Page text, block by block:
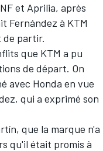
et Aprilia, après
Fernández à KTM
de partir.
que KTM a pu
de départ. On
avec Honda en vue
qui a exprimé son
, que la marque n'a
qu'il était promis à